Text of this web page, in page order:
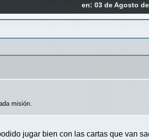
en: 03 de Agosto
misión.
jugar bien con las cartas que van